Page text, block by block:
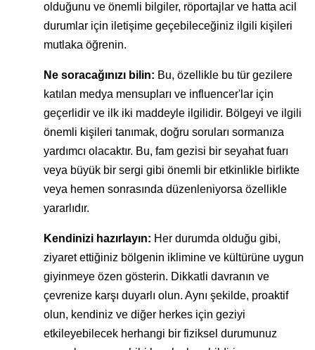
olduğunu ve önemli bilgiler, röportajlar ve hatta acil
durumlar için iletişime geçebileceğiniz ilgili kişileri
mutlaka öğrenin.
Ne soracağınızı bilin: Bu, özellikle bu tür gezilere
katılan medya mensupları ve influencer'lar için
geçerlidir ve ilk iki maddeyle ilgilidir. Bölgeyi ve ilgili
önemli kişileri tanımak, doğru soruları sormanıza
yardımcı olacaktır. Bu, fam gezisi bir seyahat fuarı
veya büyük bir sergi gibi önemli bir etkinlikle birlikte
veya hemen sonrasında düzenleniyorsa özellikle
yararlıdır.
Kendinizi hazırlayın: Her durumda olduğu gibi,
ziyaret ettiğiniz bölgenin iklimine ve kültürüne uygun
giyinmeye özen gösterin. Dikkatli davranın ve
çevrenize karşı duyarlı olun. Aynı şekilde, proaktif
olun, kendiniz ve diğer herkes için geziyi
etkileyebilecek herhangi bir fiziksel durumunuz